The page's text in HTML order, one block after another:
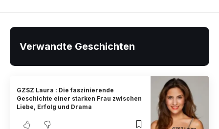
Verwandte Geschichten
GZSZ Laura : Die faszinierende
Geschichte einer starken Frau zwischen
Liebe, Erfolg und Drama